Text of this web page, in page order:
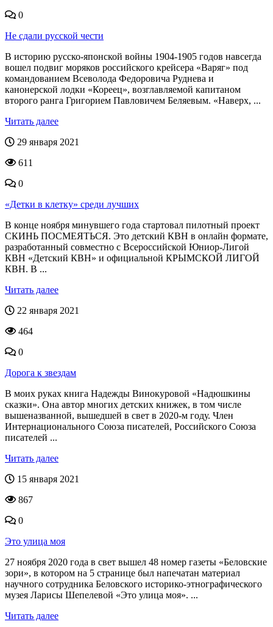
0
Не сдали русской чести
В историю русско-японской войны 1904-1905 годов навсегда
вошел подвиг моряков российского крейсера «Варяг» под
командованием Всеволода Федоровича Руднева и
канонерской лодки «Кореец», возглавляемой капитаном
второго ранга Григорием Павловичем Беляевым. «Наверх, ...
Читать далее
29 января 2021
611
0
«Детки в клетку» среди лучших
В конце ноября минувшего года стартовал пилотный проект
СКИНЬ ПОСМЕЯТЬСЯ. Это детский КВН в онлайн формате,
разработанный совместно с Всероссийской Юниор-Лигой
КВН «Детский КВН» и официальной КРЫМСКОЙ ЛИГОЙ
КВН. В ...
Читать далее
22 января 2021
464
0
Дорога к звездам
В моих руках книга Надежды Винокуровой «Надюшкины
сказки». Она автор многих детских книжек, в том числе
вышеназванной, вышедшей в свет в 2020-м году. Член
Интернационального Союза писателей, Российского Союза
писателей ...
Читать далее
15 января 2021
867
0
Это улица моя
27 ноября 2020 года в свет вышел 48 номер газеты «Беловские
зори», в котором на 5 странице был напечатан материал
научного сотрудника Беловского историко-этнографического
музея Ларисы Шепелевой «Это улица моя». ...
Читать далее